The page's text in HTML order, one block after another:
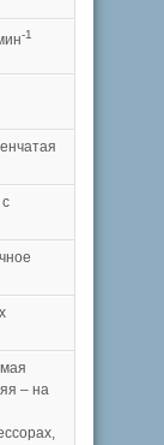
-1
– на